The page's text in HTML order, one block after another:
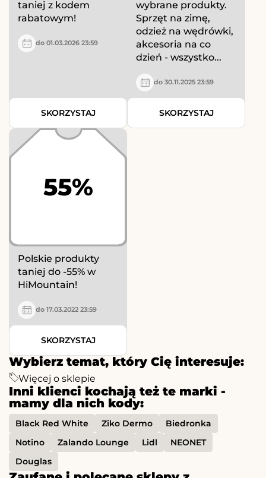
Wybierz temat, który Cię interesuje:
Więcej o sklepie
Inni klienci kochają też te marki -
mamy dla nich kody:
Black Red White Ziko Dermo
Biedronka
Notino
Zalando Lounge Lidl
NEONET
Douglas
taniej z kodem
rabatowym!
do 01.03.2026 23:59
SKORZYSTAJ
wybrane produkty.
Sprzęt na zimę,
odzież na wędrówki,
akcesoria na co
dzień - wszystko...
do 30.11.2025 23:59
SKORZYSTAJ
55%
Polskie produkty
taniej do -55% w
HiMountain!
do 17.03.2022 23:59
SKORZYSTAJ